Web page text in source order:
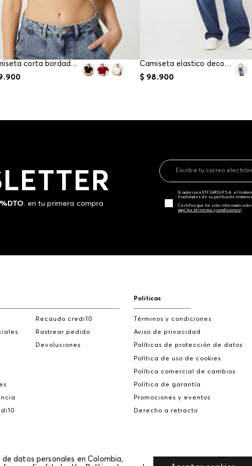
Camiseta corta bordada para mujer
.900
Camiseta elastico decorativo en cintura
$ 98.900
. en tu primera compra
Sí autorizo a STF GROUP S.A. el
finalidades de su política de
Certifico que he sido informado
aquí los términos y condiciones)
Recaudo credi10
Rastrear pedido
Devoluciones
Políticas
Términos y condiciones
Aviso de privacidad
Políticas de protección de datos
Política de uso de cookies
Política comercial de cambios
Política de garantía
Promociones y eventos
Derecho a retracto
datos personales en Colombia,